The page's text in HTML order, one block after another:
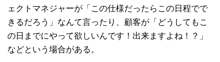
ェクトマネジャーが「この仕様だったらこの日程でで
きるだろう」なんて言ったり、顧客が「どうしてもこ
の日までにやって欲しいんです！出来ますよね！？」
などという場合がある。